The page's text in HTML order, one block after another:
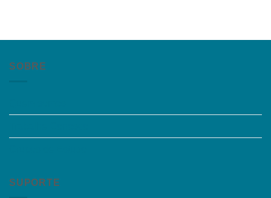
SOBRE
SUPORTE